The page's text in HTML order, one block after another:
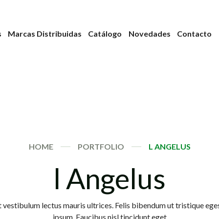
Marcas Distribuidas Catálogo Novedades Contacto
HOME PORTFOLIO L ANGELUS
l Angelus
vestibulum lectus mauris ultrices. Felis bibendum ut tristique
ipsum. Faucibus nisl tincidunt eget